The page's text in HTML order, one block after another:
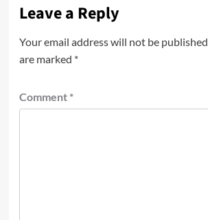
Leave a Reply
Your email address will not be published.
are marked *
Comment *